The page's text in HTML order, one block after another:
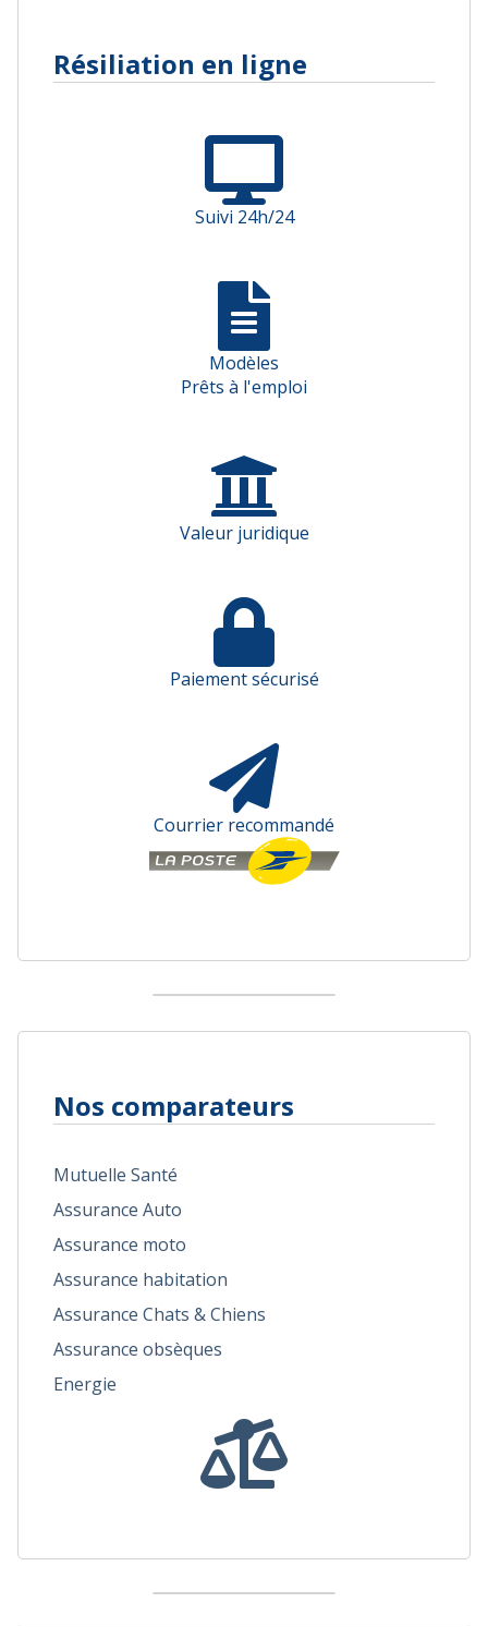
Résiliation en ligne
Suivi 24h/24
Modèles
Prêts à l'emploi
Valeur juridique
Paiement sécurisé
Courrier recommandé
Nos comparateurs
Mutuelle Santé
Assurance Auto
Assurance moto
Assurance habitation
Assurance Chats & Chiens
Assurance obsèques
Energie